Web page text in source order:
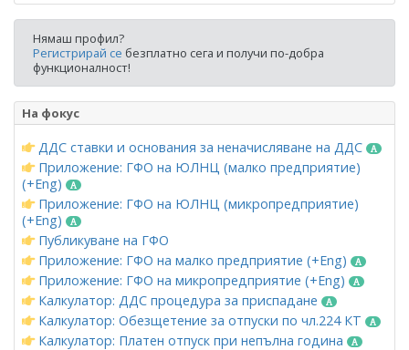
Нямаш профил?
Регистрирай се безплатно сега и получи по-добра
функционалност!
На фокус
ДДС ставки и основания за неначисляване на ДДС
Приложение: ГФО на ЮЛНЦ (малко предприятие)
(+Eng)
Приложение: ГФО на ЮЛНЦ (микропредприятие)
(+Eng)
Публикуване на ГФО
Приложение: ГФО на малко предприятие (+Eng)
Приложение: ГФО на микропредприятие (+Eng)
Калкулатор: ДДС процедура за приспадане
Калкулатор: Обезщетение за отпуски по чл.224 КТ
Калкулатор: Платен отпуск при непълна година